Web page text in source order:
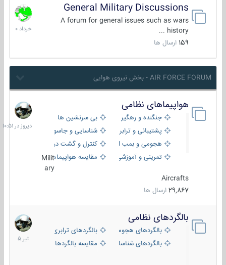
General Military Discussions
A forum for general issues such as wars
history ...
159 ارسال ها
10
خرداد
1400
AIR FORCE FORUM - بخش نیروی هوایی
هواپیماهای نظامی
جنگنده و رهگیر
بی سرنشین ها
پشتیبانی و ترابری
شناسایی و جاسوسی
هجومی و بمب افکن
کنترل و گشت دریایی
تمرینی و آموزشی
مقایسه هواپیماهاMilit
ary
Aircrafts
29,867 ارسال ها
دیروز
در
10:51
بالگردهای نظامی
بالگردهای هجومی
بالگردهای ترابری
بالگردهای شناسایی
مقایسه بالگردها
22
تیر
1405